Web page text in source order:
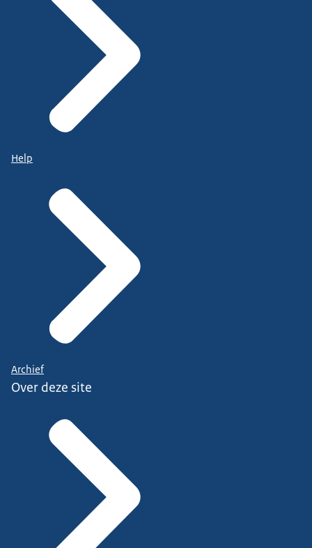
Help
Archief
Over deze site